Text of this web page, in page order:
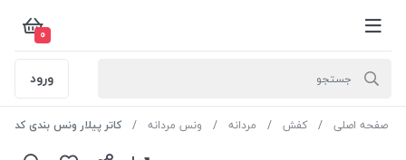
0
ورود
صفحه اصلی کفش مردانه ونس مردانه کاتر پیلار ونس بندی کد CLM-A237 رنگ طوسی سایز 42